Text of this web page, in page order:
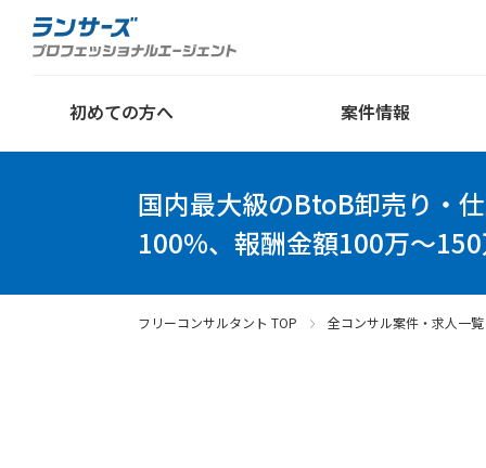
初めての方へ 案件情報
国内最大級のBtoB卸売り・
100%、報酬金額100万～
フリーコンサルタント TOP 全コンサル案件・求人一覧